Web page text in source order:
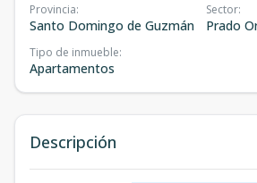
Provincia:
Santo Domingo de Guzmán
Sector:
Prado
Tipo de inmueble:
Apartamentos
Descripción